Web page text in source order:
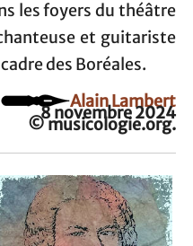
les foyers du théâtre
et guitariste
des Boréales.
Alain Lambert
8 novembre 2024
© musicologie.org.